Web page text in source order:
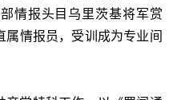
情报头目乌里茨基将军赏
情报员，受训成为专业间